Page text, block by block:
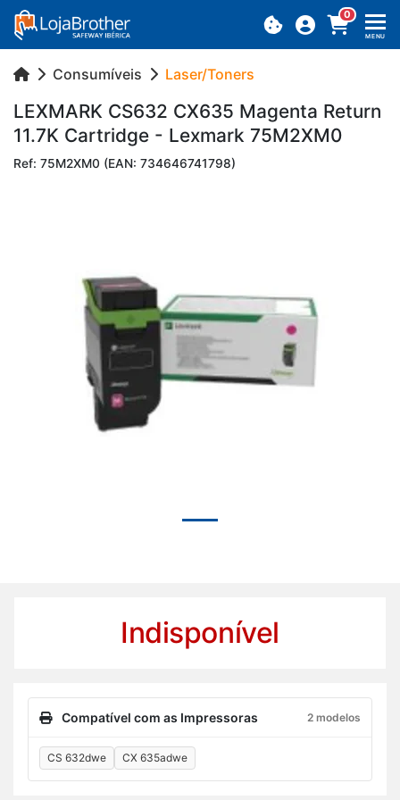
0
MENU
Consumíveis Laser/Toners
LEX­MARK CS632 CX635 Ma­genta Re­turn
11.7K Car­tridge - Lex­mark 75M2XM0
Ref: 75M2XM0 (EAN: 734646741798)
Previous
Indisponível
Compatível com as Impressoras 2 modelos
CS 632dwe CX 635adwe